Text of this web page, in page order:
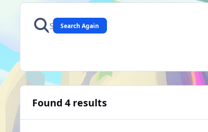
Search Again
Found 4 results